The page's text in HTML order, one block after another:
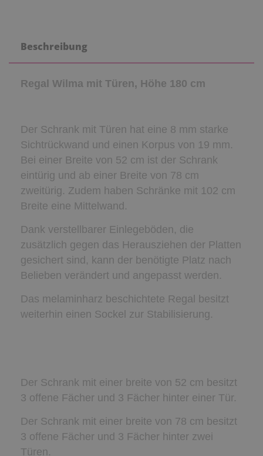
Beschreibung
Regal Wilma mit Türen, Höhe 180 cm
Der Schrank mit Türen hat eine 8 mm starke
Sichtrückwand und einen Korpus von 19 mm.
Bei einer Breite von 52 cm ist der Schrank
eintürig und ab einer Breite von 78 cm
zweitürig. Zudem haben Schränke mit 102 cm
Breite eine Mittelwand.
Dank verstellbarer Einlegeböden, die
zusätzlich gegen das Herausziehen der Platten
gesichert sind, kann der benötigte Platz nach
Belieben verändert und angepasst werden.
Das melaminharz beschichtete Regal besitzt
weiterhin einen Sockel zur Stabilisierung.
Der Schrank mit einer breite von 52 cm besitzt
3 offene Fächer und 3 Fächer hinter einer Tür.
Der Schrank mit einer breite von 78 cm besitzt
3 offene Fächer und 3 Fächer hinter zwei
Türen.